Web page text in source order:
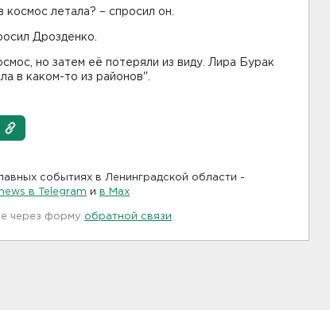
летала? – спросил он.
Дрозденко.
но затем её потеряли из виду. Лира Бурак
в каком-то из районов".
событиях в Ленинградской области -
в Telegram и в Maх
через форму обратной связи